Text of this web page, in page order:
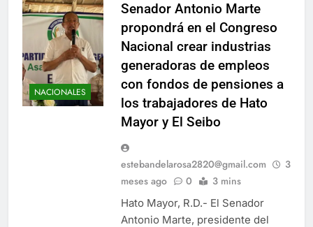
NACIONALES
Senador Antonio Marte
propondrá en el Congreso
Nacional crear industrias
generadoras de empleos
con fondos de pensiones a
los trabajadores de Hato
Mayor y El Seibo
estebandelarosa2820@gmail.com
3
meses ago
0 3 mins
Hato Mayor, R.D.- El Senador
Antonio Marte, presidente del